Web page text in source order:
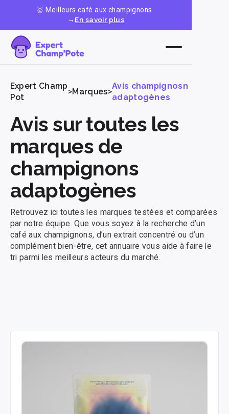
🥇 Meilleurs café aux champignons
→ En savoir plus
Expert Champ
Pot
>Marques>
Avis champignosn
adaptogènes
Avis sur toutes les
marques de
champignons
adaptogènes
Retrouvez ici toutes les marques testées et comparées
par notre équipe. Que vous soyez à la recherche d’un
café aux champignons, d’un extrait concentré ou d’un
complément bien-être, cet annuaire vous aide à faire le
tri parmi les meilleurs acteurs du marché.
Quelle marque recherches-tu ?
Effacer les filtres